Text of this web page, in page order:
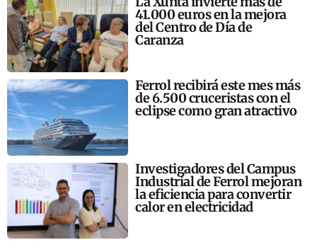
41.000 euros en la mejora
del Centro de Día de
Caranza
Ferrol recibirá este mes más
de 6.500 cruceristas con el
eclipse como gran atractivo
Investigadores del Campus
Industrial de Ferrol mejoran
la eficiencia para convertir
calor en electricidad